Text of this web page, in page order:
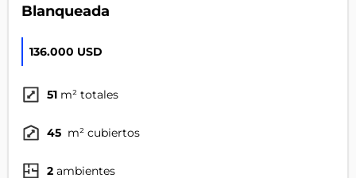
Blanqueada
136.000 USD
51 m² totales
45 m² cubiertos
2 ambientes